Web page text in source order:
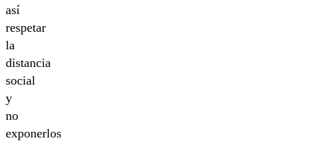
así
respetar
la
distancia
social
y
no
exponerlos